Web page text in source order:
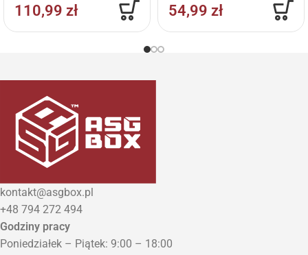
110,99 zł 54,99 zł
kontakt@asgbox.pl
+48 794 272 494
Godziny pracy
Poniedziałek – Piątek: 9:00 – 18:00